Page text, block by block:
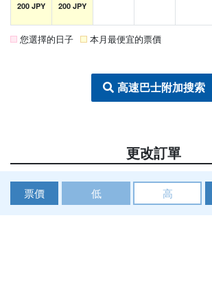
200 JPY 200 JPY
您選擇的日子 本月最便宜的票價
高速巴士附加搜索
更改訂單
票價 低 高